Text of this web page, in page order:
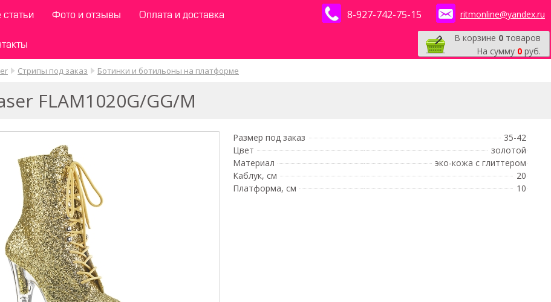
Фото и отзывы Оплата и доставка 8-927-742-75-15 ritmonline@yandex.ru
В корзине 0 товаров
На сумму 0 руб.
Стрипы под заказ Ботинки и ботильоны на платформе
FLAM1020G/GG/M
Размер под заказ
35-42
Цвет
золотой
Материал
эко-кожа с глиттером
Каблук, см
20
Платформа, см
10